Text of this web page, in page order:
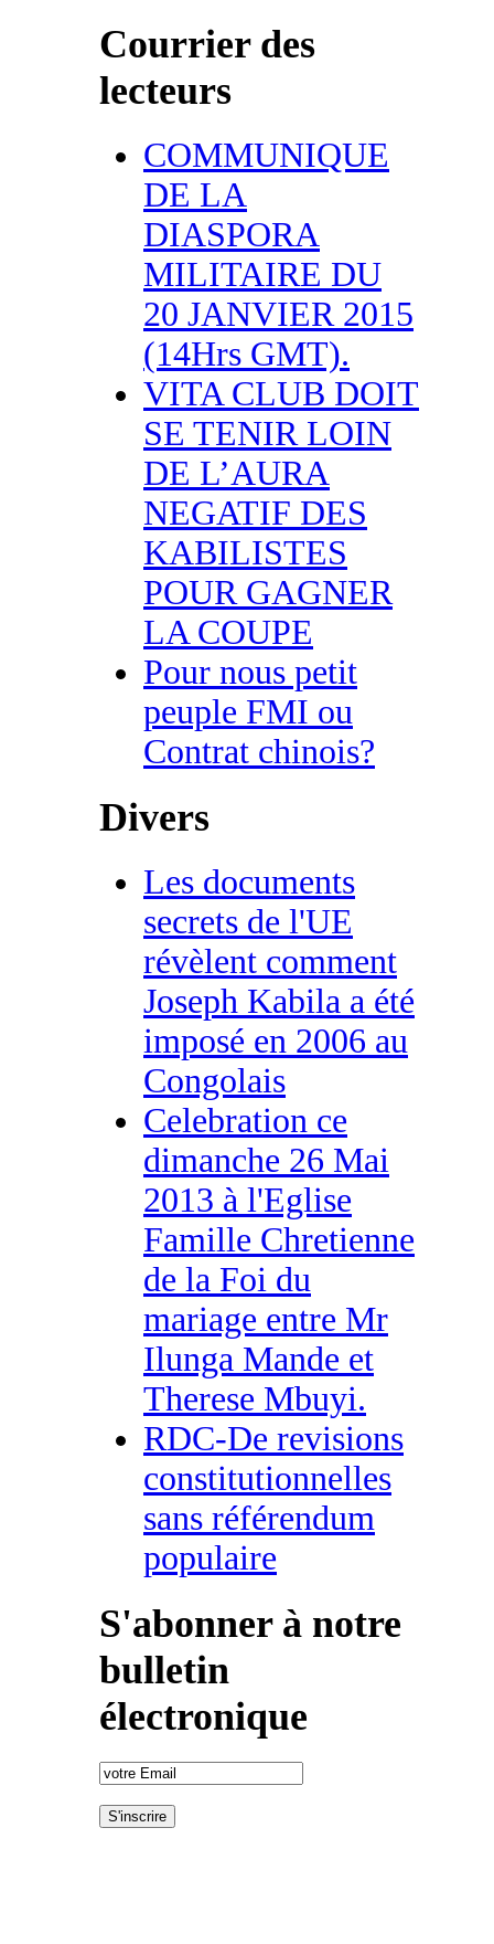
Courrier des
lecteurs
COMMUNIQUE
DE LA
DIASPORA
MILITAIRE DU
20 JANVIER 2015
(14Hrs GMT).
VITA CLUB DOIT
SE TENIR LOIN
DE L’AURA
NEGATIF DES
KABILISTES
POUR GAGNER
LA COUPE
Pour nous petit
peuple FMI ou
Contrat chinois?
Divers
Les documents
secrets de l'UE
révèlent comment
Joseph Kabila a été
imposé en 2006 au
Congolais
Celebration ce
dimanche 26 Mai
2013 à l'Eglise
Famille Chretienne
de la Foi du
mariage entre Mr
Ilunga Mande et
Therese Mbuyi.
RDC-De revisions
constitutionnelles
sans référendum
populaire
S'abonner à notre
bulletin
électronique